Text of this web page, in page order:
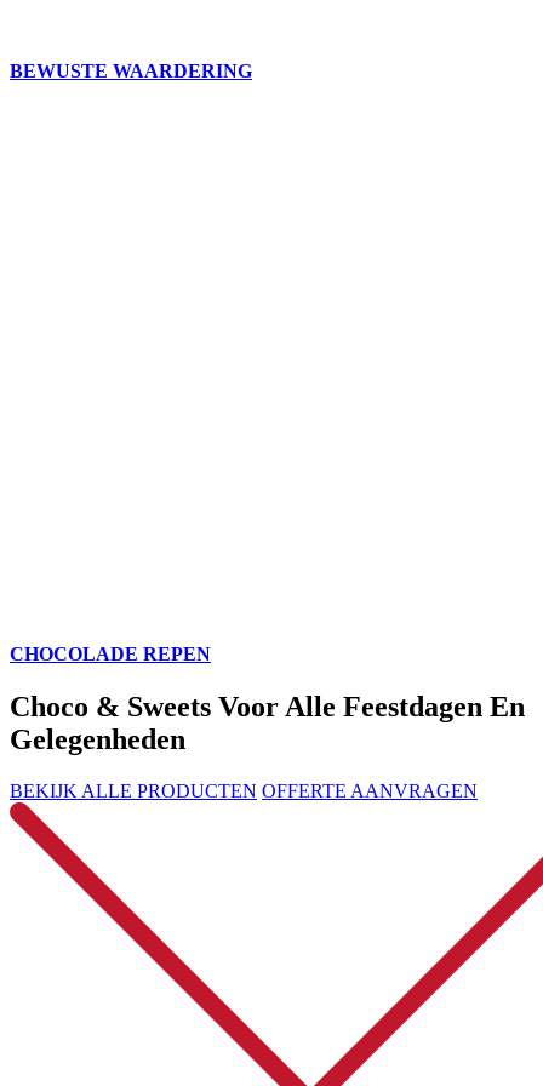
BEWUSTE WAARDERING
CHOCOLADE REPEN
Choco & Sweets Voor Alle Feestdagen En
Gelegenheden
BEKIJK ALLE PRODUCTEN OFFERTE AANVRAGEN